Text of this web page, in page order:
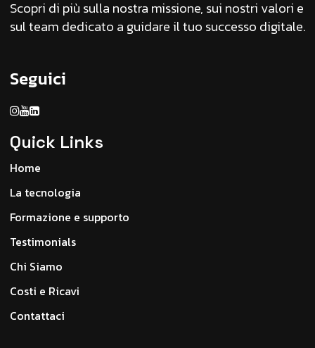
Scopri di più sulla nostra missione, sui nostri valori e
sul team dedicato a guidare il tuo successo digitale.
Seguici
Quick Links
Home
La tecnologia
Formazione e supporto
Testimonials
Chi Siamo
Costi e Ricavi
Contattaci